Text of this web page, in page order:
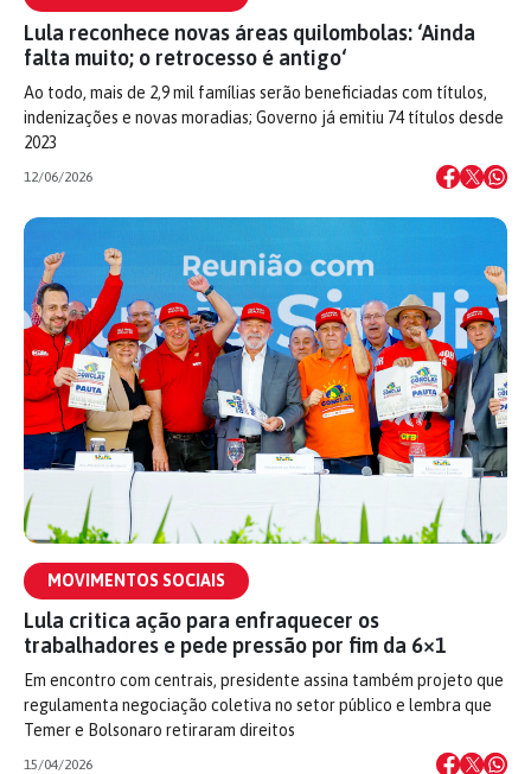
Lula reconhece novas áreas quilombolas: ‘Ainda
falta muito; o retrocesso é antigo‘
Ao todo, mais de 2,9 mil famílias serão beneficiadas com títulos,
indenizações e novas moradias; Governo já emitiu 74 títulos desde
2023
12/06/2026
MOVIMENTOS SOCIAIS
Lula critica ação para enfraquecer os
trabalhadores e pede pressão por fim da 6×1
Em encontro com centrais, presidente assina também projeto que
regulamenta negociação coletiva no setor público e lembra que
Temer e Bolsonaro retiraram direitos
15/04/2026